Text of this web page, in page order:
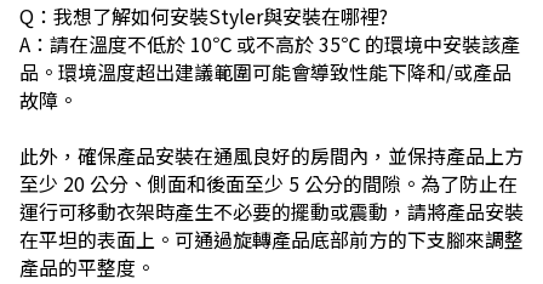
Q：我想了解如何安裝Styler與安裝在哪裡?
A：請在溫度不低於 10℃ 或不高於 35℃ 的環境中安裝該產
品。環境溫度超出建議範圍可能會導致性能下降和/或產品
故障。
此外，確保產品安裝在通風良好的房間內，並保持產品上方
至少 20 公分、側面和後面至少 5 公分的間隙。為了防止在
運行可移動衣架時產生不必要的擺動或震動，請將產品安裝
在平坦的表面上。可通過旋轉產品底部前方的下支腳來調整
產品的平整度。